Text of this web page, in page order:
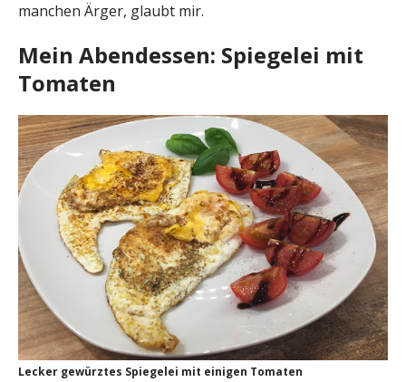
manchen Ärger, glaubt mir.
Mein Abendessen: Spiegelei mit
Tomaten
Lecker gewürztes Spiegelei mit einigen Tomaten